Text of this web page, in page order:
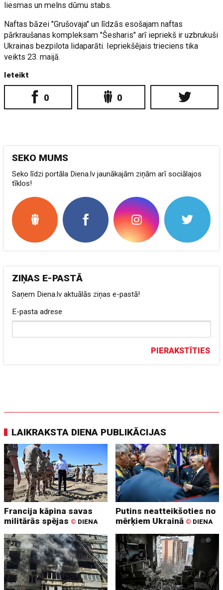
liesmas un melns dūmu stabs.
Naftas bāzei "Grušovaja" un līdzās esošajam naftas
pārkraušanas kompleksam "Šesharis" arī iepriekš ir uzbrukuši
Ukrainas bezpilota lidaparāti. Iepriekšējais trieciens tika
veikts 23. maijā.
Ieteikt
0 0
SEKO MUMS
Seko līdzi portāla Diena.lv jaunākajām ziņām arī sociālajos
tīklos!
ZIŅAS E-PASTĀ
Saņem Diena.lv aktuālās ziņas e-pastā!
E-pasta adrese
PIERAKSTĪTIES
LAIKRAKSTA DIENA PUBLIKĀCIJAS
Francija kāpina savas
militārās spējas © DIENA
Putins neatteikšoties no
mērķiem Ukrainā © DIENA